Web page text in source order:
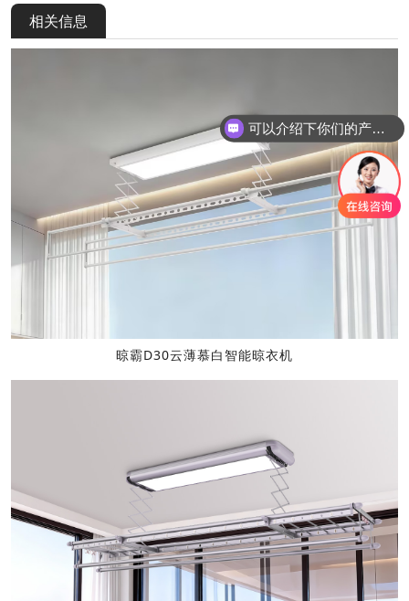
相关信息
晾霸D30云薄慕白智能晾衣机
可以介绍下你们的产品么